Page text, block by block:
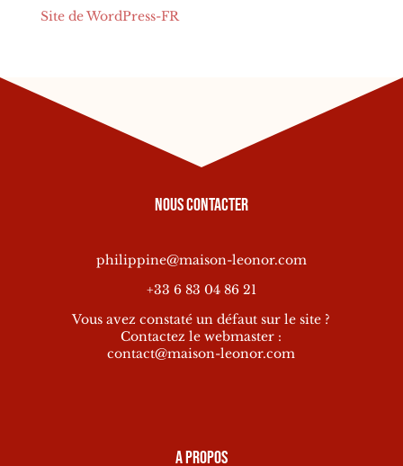
Site de WordPress-FR
Nous contacter
philippine@maison-leonor.com
+33 6 83 04 86 21
Vous avez constaté un défaut sur le site ?
Contactez le webmaster :
contact@maison-leonor.com
A propos